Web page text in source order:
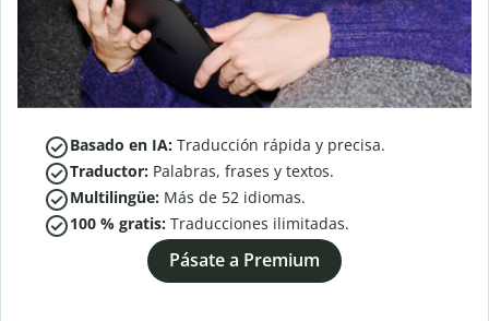
Basado en IA: Traducción rápida y precisa.
Traductor: Palabras, frases y textos.
Multilingüe: Más de 52 idiomas.
100 % gratis: Traducciones ilimitadas.
Pásate a Premium